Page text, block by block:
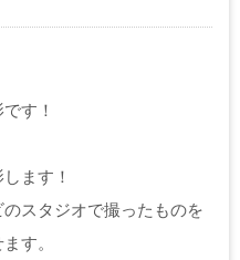
す！
ます！
スタジオで撮ったものを
す。